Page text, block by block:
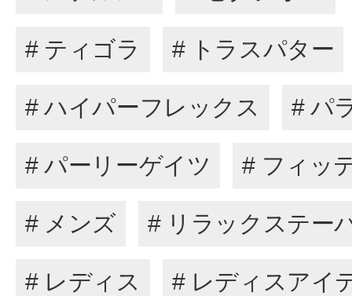
# ティゴラ # トラスパター
# ハイパーフレックス # パ
# パーリーゲイツ # フィッ
# メンズ # リラックステー
# レディス # レディスアイ